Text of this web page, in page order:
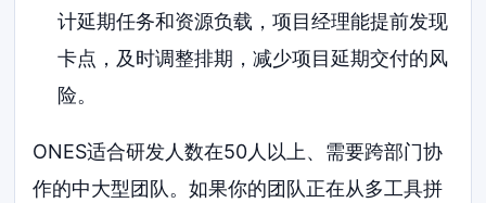
计延期任务和资源负载，项目经理能提前发现
卡点，及时调整排期，减少项目延期交付的风
险。
ONES适合研发人数在50人以上、需要跨部门协
作的中大型团队。如果你的团队正在从多工具拼